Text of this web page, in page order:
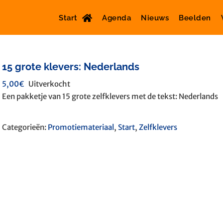
Start Agenda Nieuws Beelden
15 grote klevers: Nederlands
5,00€ Uitverkocht
Een pakketje van 15 grote zelfklevers met de tekst: Nederlands
Categorieën: Promotiemateriaal, Start, Zelfklevers